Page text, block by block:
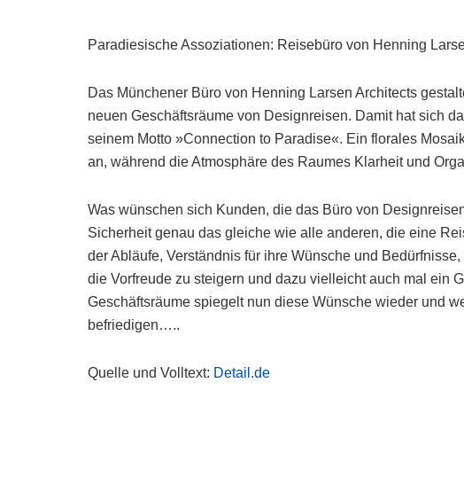
Paradiesische Assoziationen: Reisebüro von Henning
Das Münchener Büro von Henning Larsen Architects
neuen Geschäftsräume von Designreisen. Damit hat sich
seinem Motto »Connection to Paradise«. Ein florales
an, während die Atmosphäre des Raumes Klarheit und
Was wünschen sich Kunden, die das Büro von
Sicherheit genau das gleiche wie alle anderen, die eine
der Abläufe, Verständnis für ihre Wünsche und
die Vorfreude zu steigern und dazu vielleicht auch mal ein
Geschäftsräume spiegelt nun diese Wünsche wieder und
befriedigen…..
Quelle und Volltext: Detail.de